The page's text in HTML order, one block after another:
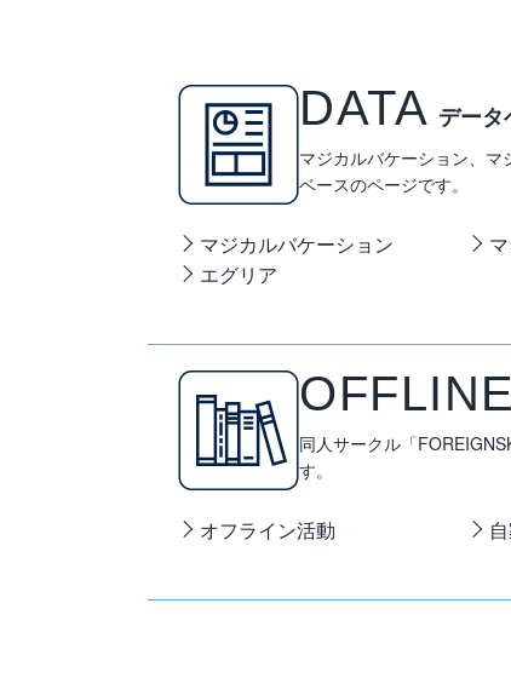
DATA データ
マジカルバケーション、マ
ベースのページです。
マジカルバケーション
エグリア
OFFLINE
同人サークル「
す。
オフライン活動